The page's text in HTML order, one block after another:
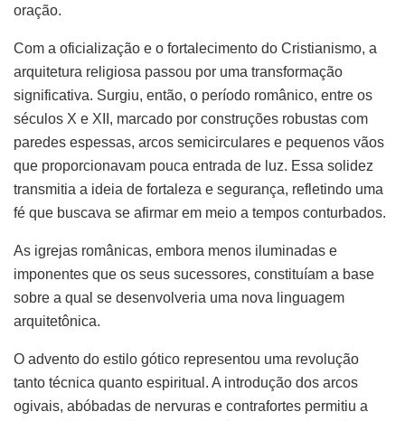
oração.
Com a oficialização e o fortalecimento do Cristianismo, a
arquitetura religiosa passou por uma transformação
significativa. Surgiu, então, o período românico, entre os
séculos X e XII, marcado por construções robustas com
paredes espessas, arcos semicirculares e pequenos vãos
que proporcionavam pouca entrada de luz. Essa solidez
transmitia a ideia de fortaleza e segurança, refletindo uma
fé que buscava se afirmar em meio a tempos conturbados.
As igrejas românicas, embora menos iluminadas e
imponentes que os seus sucessores, constituíam a base
sobre a qual se desenvolveria uma nova linguagem
arquitetônica.
O advento do estilo gótico representou uma revolução
tanto técnica quanto espiritual. A introdução dos arcos
ogivais, abóbadas de nervuras e contrafortes permitiu a